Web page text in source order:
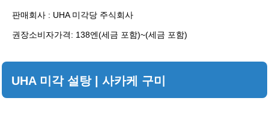
판매회사 : UHA 미각당 주식회사
권장소비자가격: 138엔(세금 포함)~(세금 포함)
UHA 미각 설탕 | 사카케 구미